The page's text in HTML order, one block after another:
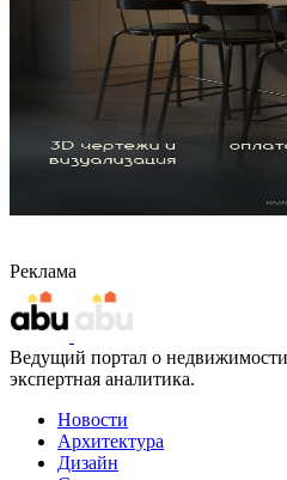
Реклама
Ведущий портал о
экспертная аналитика.
Новости
Архитектура
Дизайн